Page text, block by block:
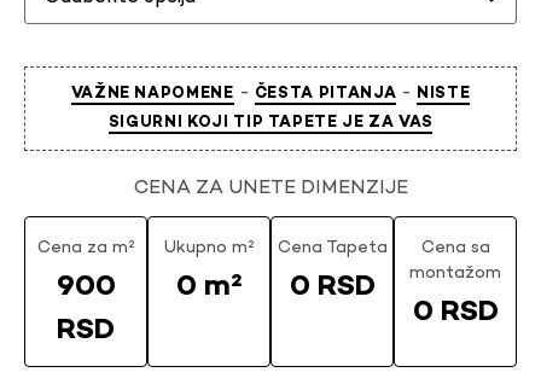
VAŽNE NAPOMENE - ČESTA PITANJA - NISTE
SIGURNI KOJI TIP TAPETE JE ZA VAS
CENA ZA UNETE DIMENZIJE
Cena za m²
900
RSD
Ukupno m²
0 m²
Cena Tapeta
0 RSD
Cena sa
montažom
0 RSD